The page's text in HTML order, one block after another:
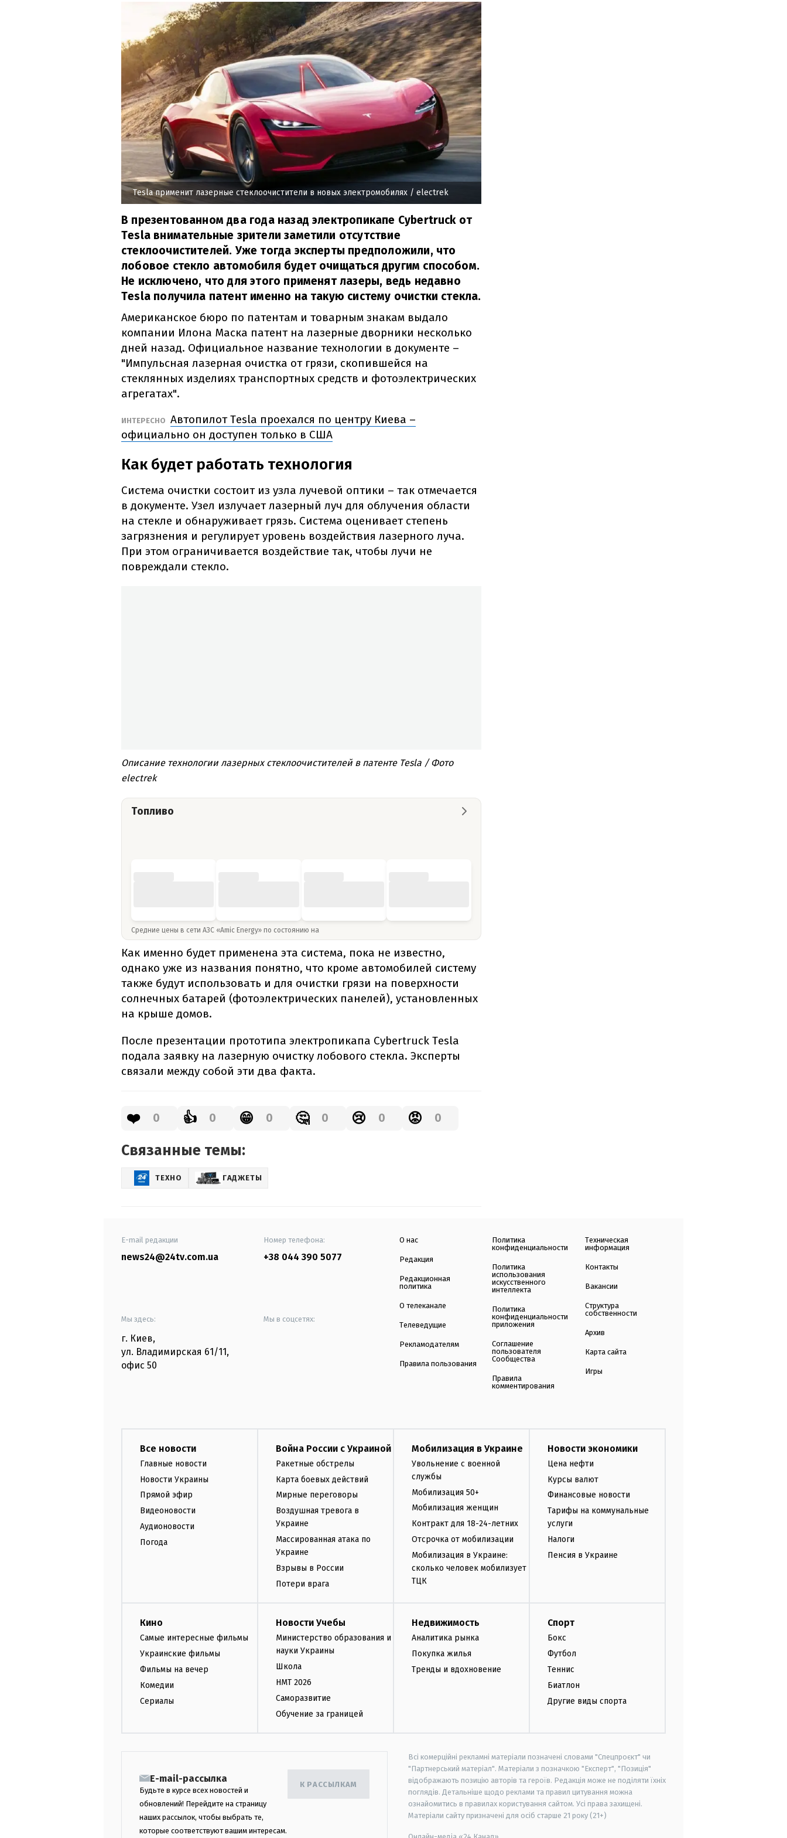
Tesla применит лазерные стеклоочистители в новых электромобилях / electrek
В презентованном два года назад электропикапе Cybertruck от
Tesla внимательные зрители заметили отсутствие
стеклоочистителей. Уже тогда эксперты предположили, что
лобовое стекло автомобиля будет очищаться другим способом.
Не исключено, что для этого применят лазеры, ведь недавно
Tesla получила патент именно на такую систему очистки стекла.
Американское бюро по патентам и товарным знакам выдало
компании Илона Маска патент на лазерные дворники несколько
дней назад. Официальное название технологии в документе –
"Импульсная лазерная очистка от грязи, скопившейся на
стеклянных изделиях транспортных средств и фотоэлектрических
агрегатах".
ИНТЕРЕСНО Автопилот Tesla проехался по центру Киева –
официально он доступен только в США
Как будет работать технология
Система очистки состоит из узла лучевой оптики – так отмечается
в документе. Узел излучает лазерный луч для облучения области
на стекле и обнаруживает грязь. Система оценивает степень
загрязнения и регулирует уровень воздействия лазерного луча.
При этом ограничивается воздействие так, чтобы лучи не
повреждали стекло.
Описание технологии лазерных стеклоочистителей в патенте Tesla / Фото
electrek
Топливо
Средние цены в сети АЗС «Amic Energy» по состоянию на
Как именно будет применена эта система, пока не известно,
однако уже из названия понятно, что кроме автомобилей систему
также будут использовать и для очистки грязи на поверхности
солнечных батарей (фотоэлектрических панелей), установленных
на крыше домов.
После презентации прототипа электропикапа Cybertruck Tesla
подала заявку на лазерную очистку лобового стекла. Эксперты
связали между собой эти два факта.
❤️ 0 👍 0 😁 0 🤔 0 😢 0 😡 0
Связанные темы:
ТЕХНО ГАДЖЕТЫ
E-mail редакции
news24@24tv.com.ua
Номер телефона:
+38 044 390 5077
Мы здесь:
г. Киев,
ул. Владимирская 61/11,
офис 50
Мы в соцсетях:
О нас
Редакция
Редакционная
политика
О телеканале
Телеведущие
Рекламодателям
Правила пользования
Политика
конфиденциальности
Политика
использования
искусственного
интеллекта
Политика
конфиденциальности
приложения
Соглашение
пользователя
Сообщества
Правила
комментирования
Техническая
информация
Контакты
Вакансии
Структура
собственности
Архив
Карта сайта
Игры
Все новости
Главные новости
Новости Украины
Прямой эфир
Видеоновости
Аудионовости
Погода
Война России с Украиной
Ракетные обстрелы
Карта боевых действий
Мирные переговоры
Воздушная тревога в
Украине
Массированная атака по
Украине
Взрывы в России
Потери врага
Мобилизация в Украине
Увольнение с военной
службы
Мобилизация 50+
Мобилизация женщин
Контракт для 18-24-летних
Отсрочка от мобилизации
Мобилизация в Украине:
сколько человек мобилизует
ТЦК
Новости экономики
Цена нефти
Курсы валют
Финансовые новости
Тарифы на коммунальные
услуги
Налоги
Пенсия в Украине
Кино
Самые интересные фильмы
Украинские фильмы
Фильмы на вечер
Комедии
Сериалы
Новости Учебы
Министерство образования и
науки Украины
Школа
НМТ 2026
Саморазвитие
Обучение за границей
Недвижимость
Аналитика рынка
Покупка жилья
Тренды и вдохновение
Спорт
Бокс
Футбол
Теннис
Биатлон
Другие виды спорта
E-mail-рассылка
Будьте в курсе всех новостей и
обновлений! Перейдите на страницу
наших рассылок, чтобы выбрать те,
которые соответствуют вашим интересам.
К РАССЫЛКАМ
Всі комерційні рекламні матеріали позначені словами "Спецпроєкт" чи
"Партнерський матеріал". Матеріали з позначкою "Експерт", "Позиція"
відображають позицію авторів та героїв. Редакція може не поділяти їхніх
поглядів. Детальніше щодо реклами та правил цитування можна
ознайомитись в правилах користування сайтом. Усі права захищені.
Матеріали сайту призначені для осіб старше 21 року (21+)